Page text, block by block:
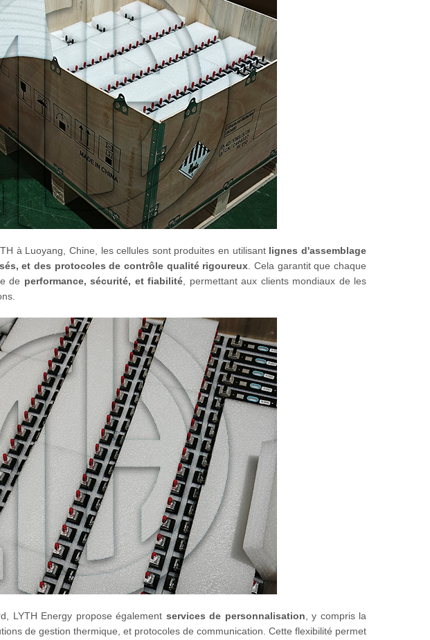
à Luoyang, Chine, les cellules sont produites en utilisant lignes d'assemblage
et des protocoles de contrôle qualité rigoureux . Cela garantit que chaque
de performance, sécurité, et fiabilité , permettant aux clients mondiaux de les
LYTH Energy propose également services de personnalisation , y compris la
de gestion thermique, et protocoles de communication. Cette flexibilité permet